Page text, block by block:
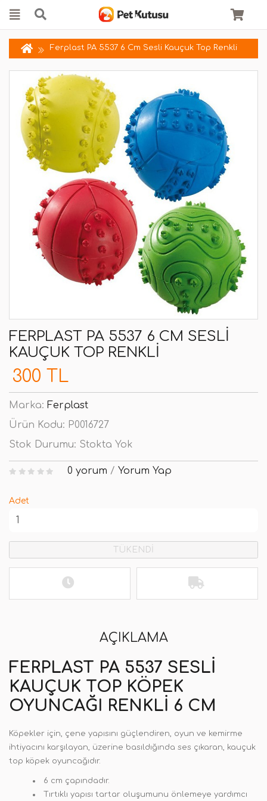
Ferplast PA 5537 6 Cm Sesli Kauçuk Top Renkli
FERPLAST PA 5537 6 CM SESLI
KAUÇUK TOP RENKLI
300 TL
Marka: Ferplast
Ürün Kodu: P0016727
Stok Durumu: Stokta Yok
0 yorum / Yorum Yap
Adet
TÜKENDİ
AÇIKLAMA
FERPLAST PA 5537 SESLI
KAUÇUK TOP KÖPEK
OYUNCAĞI RENKLI 6 CM
Köpekler için, çene yapısını güçlendiren, oyun ve kemirme
ihtiyacını karşılayan, üzerine basıldığında ses çıkaran, kauçuk
top köpek oyuncağıdır.
6 cm çapındadır.
Tırtıklı yapısı tartar oluşumunu önlemeye yardımcı